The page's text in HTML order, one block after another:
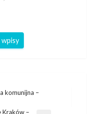
wpisy
komunijna –
Kraków –